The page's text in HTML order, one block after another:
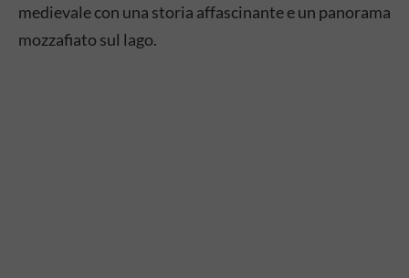
medievale con una storia affascinante e un panorama
mozzafiato sul lago.